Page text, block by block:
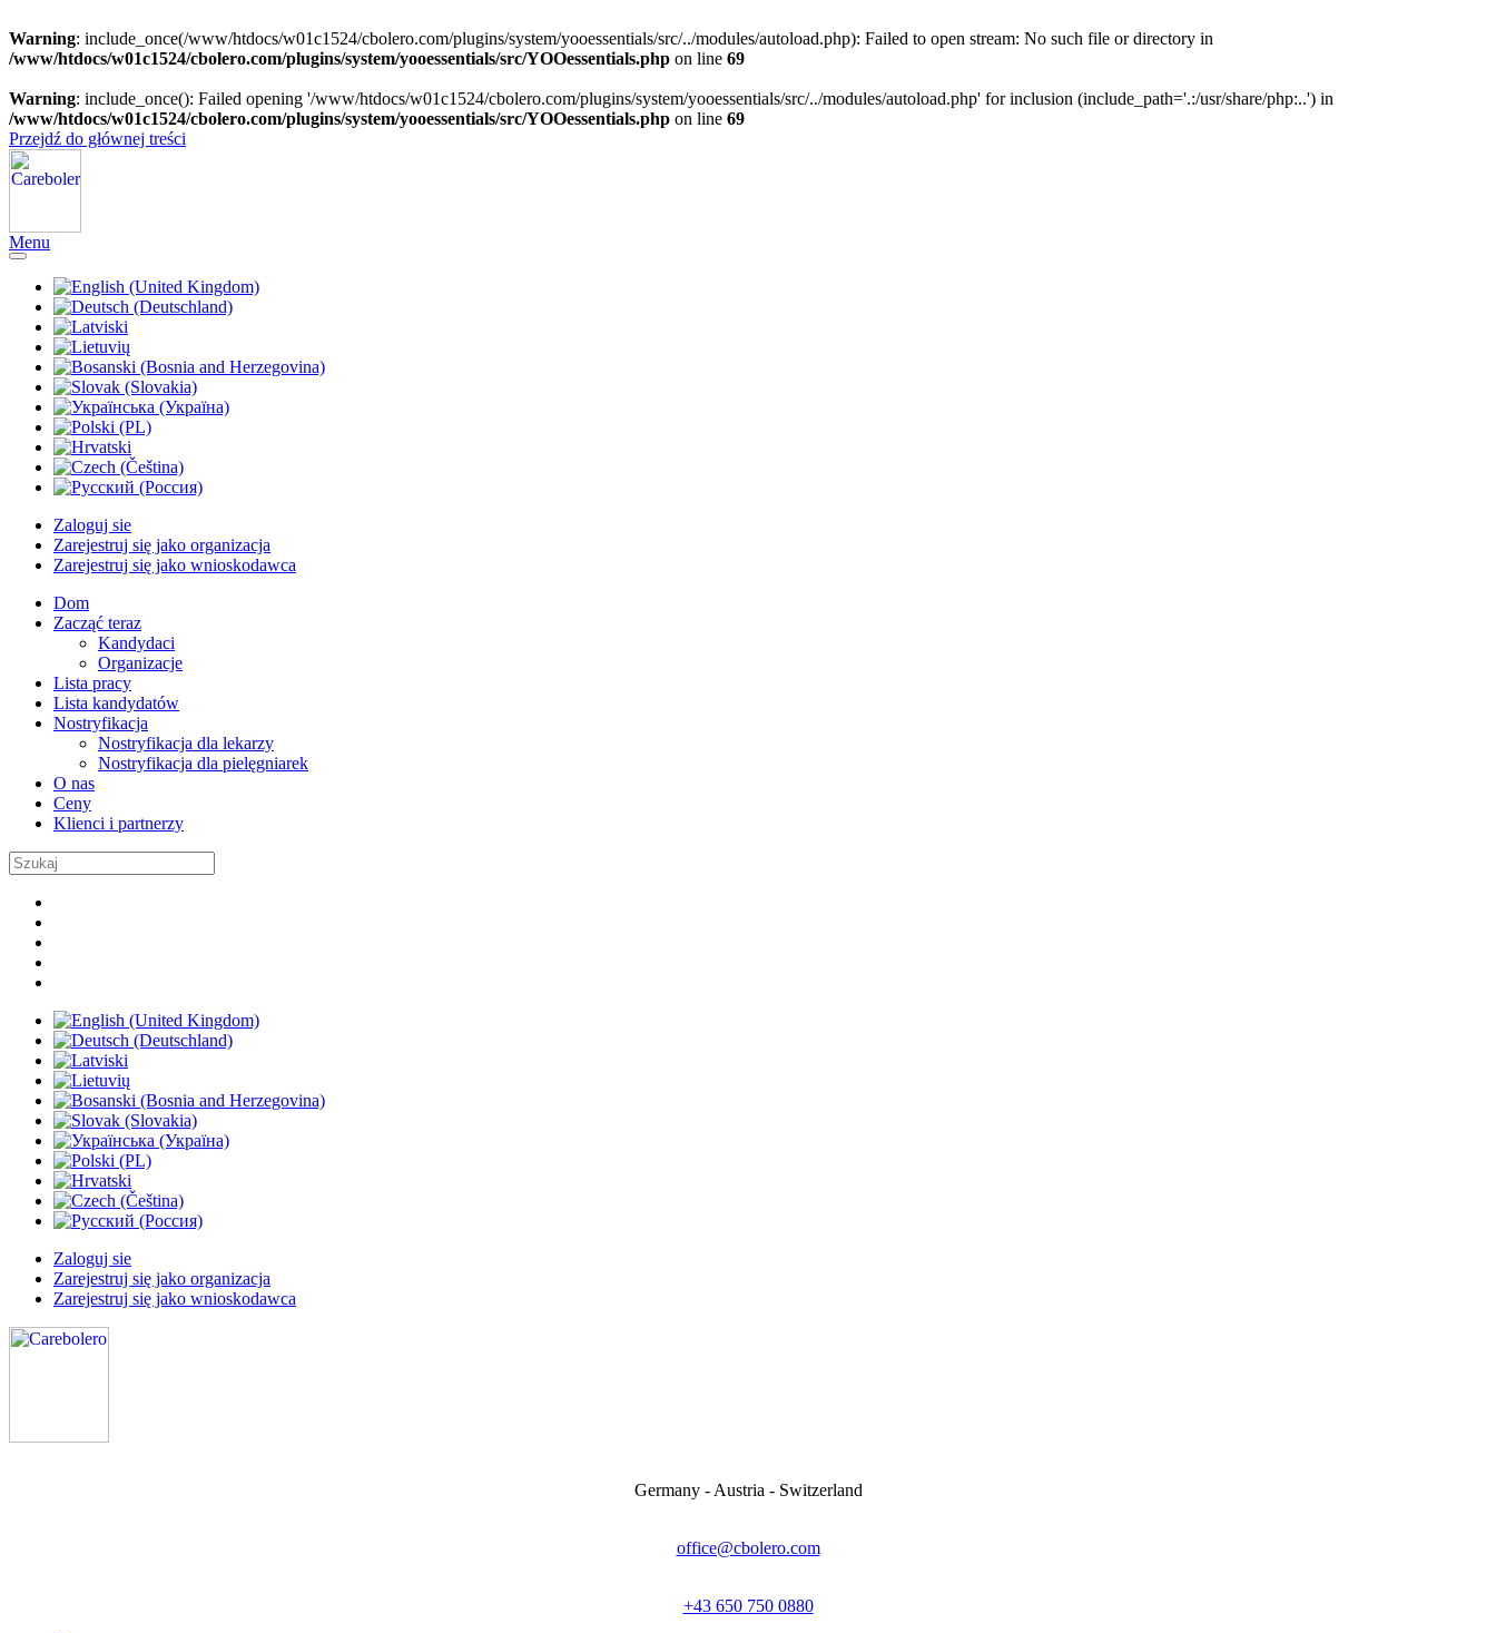
Warning: include_once(/www/htdocs/w01c1524/cbolero.com/plugins/system/yooessentials/src/../modules/autoload.php): Failed to open stream: No such file or directory in
/www/htdocs/w01c1524/cbolero.com/plugins/system/yooessentials/src/YOOessentials.php on line 69
Warning: include_once(): Failed opening '/www/htdocs/w01c1524/cbolero.com/plugins/system/yooessentials/src/../modules/autoload.php' for inclusion (include_path='.:/usr/share/php:..') in
/www/htdocs/w01c1524/cbolero.com/plugins/system/yooessentials/src/YOOessentials.php on line 69
Przejdź do głównej treści
Menu
Zaloguj sie
Zarejestruj się jako organizacja
Zarejestruj się jako wnioskodawca
Dom
Zacząć teraz
Kandydaci
Organizacje
Lista pracy
Lista kandydatów
Nostryfikacja
Nostryfikacja dla lekarzy
Nostryfikacja dla pielęgniarek
O nas
Ceny
Klienci i partnerzy
Zaloguj sie
Zarejestruj się jako organizacja
Zarejestruj się jako wnioskodawca
Germany - Austria - Switzerland
office@cbolero.com
+43 650 750 0880